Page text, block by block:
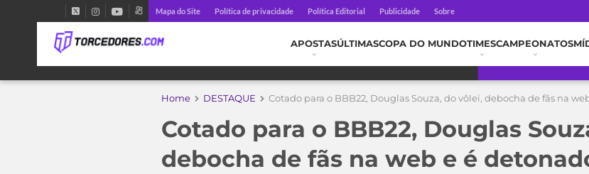
Mapa do Site Política de privacidade Política Editorial Publicidade Sobre
APOSTASÚLTIMASCOPA DO MUNDOTIMESCAMPEONATOS
Home DESTAQUE Cotado para o BBB22, Douglas Souza, do vôlei, debocha de fãs na
Cotado para o BBB22, Douglas
debocha de fãs na web e é
Acesse o perfil do autor